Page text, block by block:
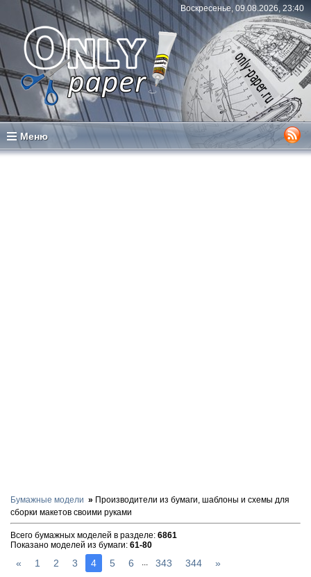
Воскресенье, 09.08.2026, 23:40
Меню
Бумажные модели
Производители из бумаги, шаблоны и схемы для
сборки макетов своими руками
Всего бумажных моделей в разделе: 6861
Показано моделей из бумаги: 61-80
« 1 2 3 4 5 6 ... 343 344 »